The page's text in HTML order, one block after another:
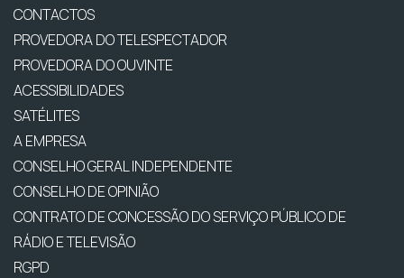
CONTACTOS
PROVEDORA DO TELESPECTADOR
PROVEDORA DO OUVINTE
ACESSIBILIDADES
SATÉLITES
A EMPRESA
CONSELHO GERAL INDEPENDENTE
CONSELHO DE OPINIÃO
CONTRATO DE CONCESSÃO DO SERVIÇO PÚBLICO DE
RÁDIO E TELEVISÃO
RGPD